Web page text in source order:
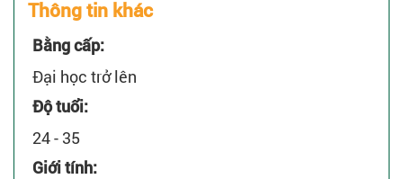
Thông tin khác
Bằng cấp:
Đại học trở lên
Độ tuổi:
24 - 35
Giới tính: